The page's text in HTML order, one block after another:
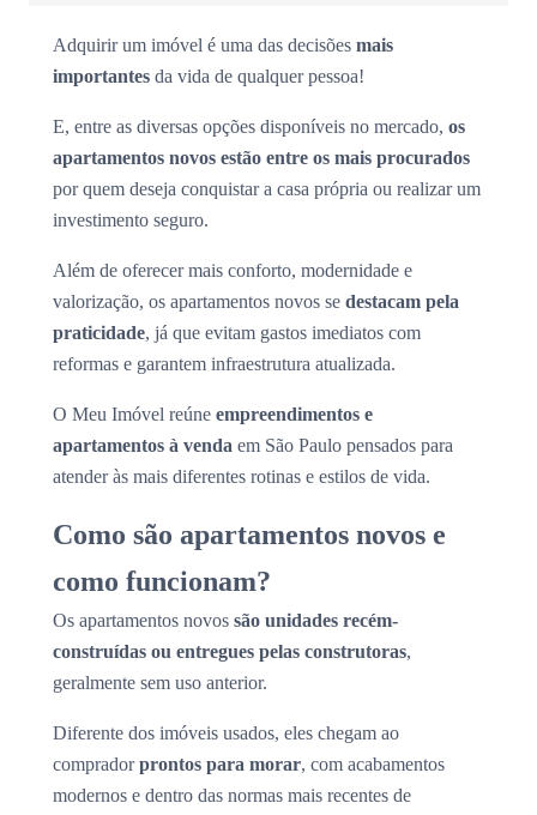
Adquirir um imóvel é uma das decisões mais
importantes da vida de qualquer pessoa!
E, entre as diversas opções disponíveis no mercado, os
apartamentos novos estão entre os mais procurados
por quem deseja conquistar a casa própria ou realizar um
investimento seguro.
Além de oferecer mais conforto, modernidade e
valorização, os apartamentos novos se destacam pela
praticidade, já que evitam gastos imediatos com
reformas e garantem infraestrutura atualizada.
O Meu Imóvel reúne empreendimentos e
apartamentos à venda em São Paulo pensados para
atender às mais diferentes rotinas e estilos de vida.
Como são apartamentos novos e
como funcionam?
Os apartamentos novos são unidades recém-
construídas ou entregues pelas construtoras,
geralmente sem uso anterior.
Diferente dos imóveis usados, eles chegam ao
compradorprontos para morar, com acabamentos
modernos e dentro das normas mais recentes de